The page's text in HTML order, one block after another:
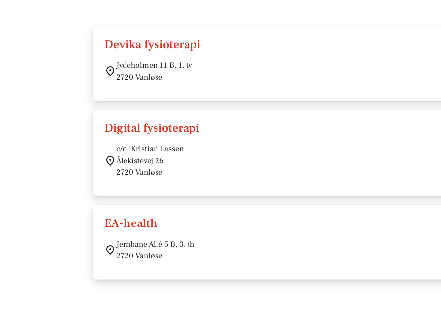
Devika fysioterapi
Jydeholmen 11 B, 1. tv
2720 Vanløse
Digital fysioterapi
c/o. Kristian Lassen
Ålekistevej 26
2720 Vanløse
EA-health
Jernbane Allé 5 B, 3. th
2720 Vanløse